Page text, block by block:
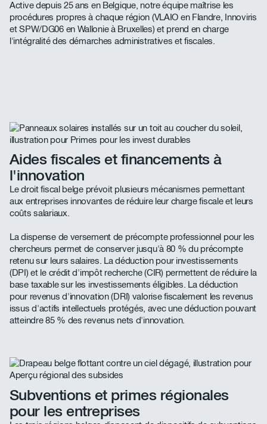
Active depuis 25 ans en Belgique, notre équipe maîtrise les
procédures propres à chaque région (VLAIO en Flandre, Innoviris
et SPW/DG06 en Wallonie à Bruxelles) et prend en charge
l'intégralité des démarches administratives et fiscales.
Aides fiscales et financements à
l'innovation
Le droit fiscal belge prévoit plusieurs mécanismes permettant
aux entreprises innovantes de réduire leur charge fiscale et leurs
coûts salariaux.
La dispense de versement de précompte professionnel pour les
chercheurs permet de conserver jusqu'à 80 % du précompte
retenu sur leurs salaires. La déduction pour investissements
(DPI) et le crédit d'impôt recherche (CIR) permettent de réduire la
base taxable sur les investissements éligibles. La déduction
pour revenus d'innovation (DRI) valorise fiscalement les revenus
issus d'actifs intellectuels protégés, avec une déduction pouvant
atteindre 85 % des revenus nets d'innovation.
Subventions et primes régionales
pour les entreprises